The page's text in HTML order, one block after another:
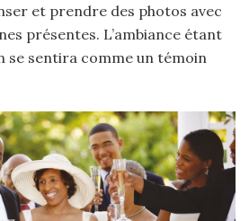
et prendre des photos avec
présentes. L’ambiance étant
se sentira comme un témoin